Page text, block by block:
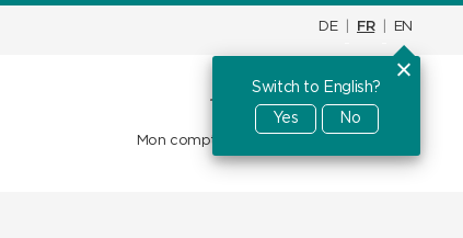
DE FR EN
Switch to English?
Yes
No
Panier d'achat CHF0.00
Mon compte